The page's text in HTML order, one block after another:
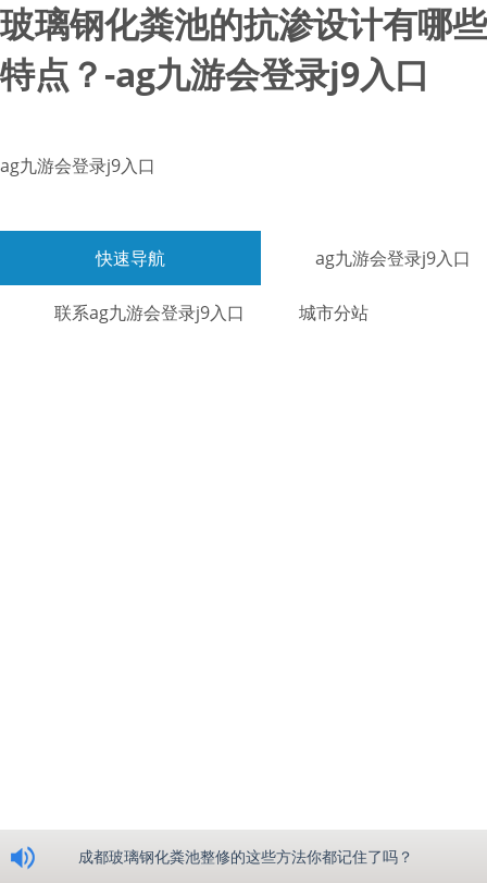
玻璃钢化粪池的抗渗设计有哪些
特点？-ag九游会登录j9入口
ag九游会登录j9入口
快速导航 ag九游会登录j9入口
联系ag九游会登录j9入口 城市分站
成都玻璃钢化粪池整修的这些方法你都记住了吗？